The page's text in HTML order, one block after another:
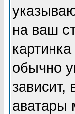
на ваш
обычно
зависит,
аватары